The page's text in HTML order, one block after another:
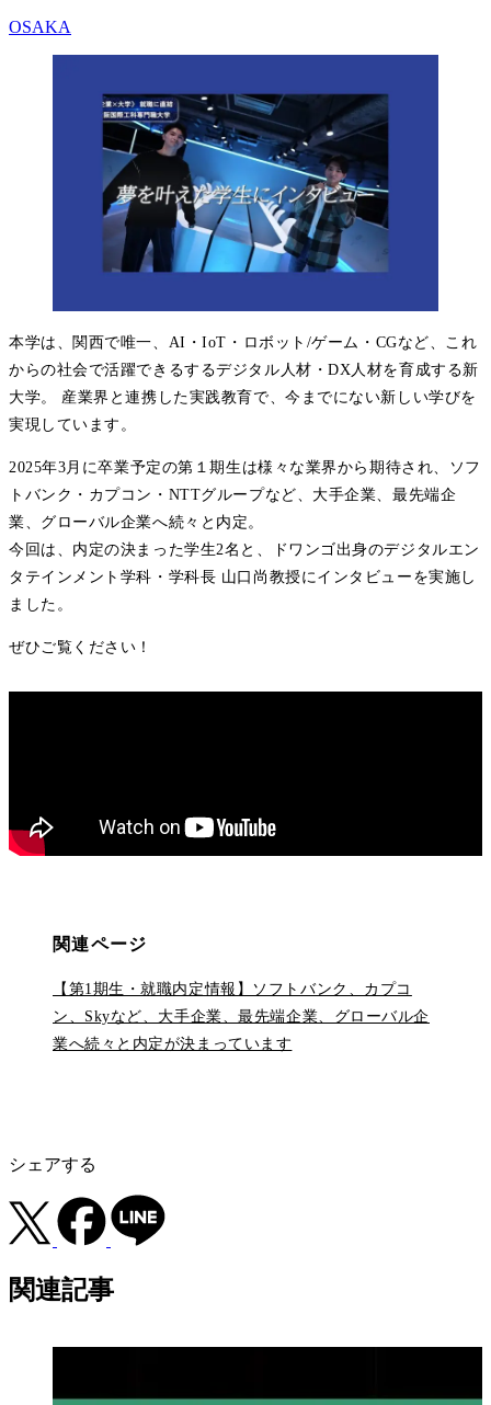
OSAKA
本学は、関西で唯一、AI・IoT・ロボット/ゲーム・CGなど、これ
からの社会で活躍できるするデジタル人材・DX人材を育成する新
大学。 産業界と連携した実践教育で、今までにない新しい学びを
実現しています。
2025年3月に卒業予定の第１期生は様々な業界から期待され、ソフ
トバンク・カプコン・NTTグループなど、大手企業、最先端企
業、グローバル企業へ続々と内定。
今回は、内定の決まった学生2名と、ドワンゴ出身のデジタルエン
タテインメント学科・学科長 山口尚教授にインタビューを実施し
ました。
ぜひご覧ください！
関連ページ
【第1期生・就職内定情報】ソフトバンク、カプコ
ン、Skyなど、大手企業、最先端企業、グローバル企
業へ続々と内定が決まっています
シェアする
関連記事